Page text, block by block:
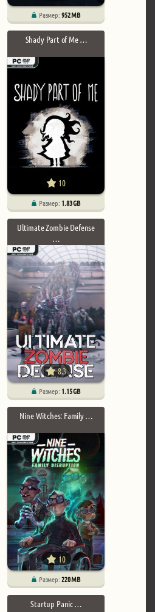
Размер:952 MB
Shady Part of Me …
10
Размер: 1.83 GB
Ultimate Zombie Defense
…
8.3
Размер: 1.15 GB
Nine Witches: Family …
10
Размер:220 MB
Startup Panic …